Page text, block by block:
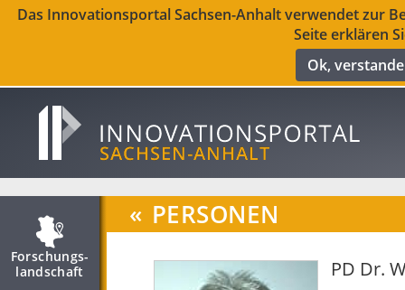
Das Innovationsportal Sachsen-Anhalt verwendet zur
Seite erklären
Ok,
Forschungs­
landschaft
« PERSONEN
PD Dr.